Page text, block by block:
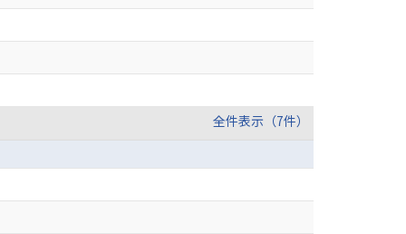
全件表示（7件）